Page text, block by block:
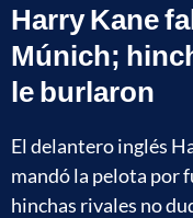
Harry Kane
Múnich;
le burlaron
El delantero inglés
mandó la pelota por
hinchas rivales no